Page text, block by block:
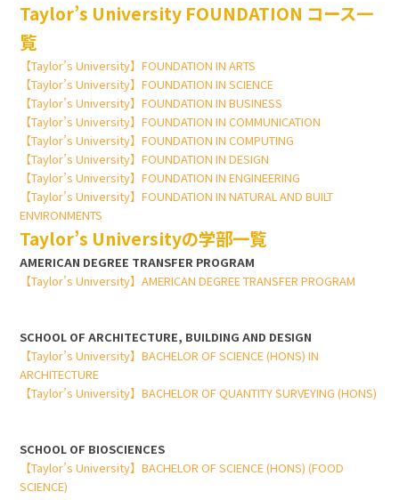
Taylor’s University FOUNDATION コース一
覧
【Taylor’s University】FOUNDATION IN ARTS
【Taylor’s University】FOUNDATION IN SCIENCE
【Taylor’s University】FOUNDATION IN BUSINESS
【Taylor’s University】FOUNDATION IN COMMUNICATION
【Taylor’s University】FOUNDATION IN COMPUTING
【Taylor’s University】FOUNDATION IN DESIGN
【Taylor’s University】FOUNDATION IN ENGINEERING
【Taylor’s University】FOUNDATION IN NATURAL AND BUILT
ENVIRONMENTS
Taylor’s Universityの学部一覧
AMERICAN DEGREE TRANSFER PROGRAM
【Taylor’s University】AMERICAN DEGREE TRANSFER PROGRAM
SCHOOL OF ARCHITECTURE, BUILDING AND DESIGN
【Taylor’s University】BACHELOR OF SCIENCE (HONS) IN
ARCHITECTURE
【Taylor’s University】BACHELOR OF QUANTITY SURVEYING (HONS)
SCHOOL OF BIOSCIENCES
【Taylor’s University】BACHELOR OF SCIENCE (HONS) (FOOD
SCIENCE)